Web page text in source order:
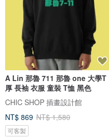
A Lin 那魯 711 那魯 one 大學T
厚 長袖 衣服 童裝 T恤 黑色
CHIC SHOP 插畫設計館
NT$ 869 NT$ 1,580
可客製